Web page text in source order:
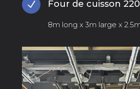
N Four de cuisson 220
8m long x 3m large x